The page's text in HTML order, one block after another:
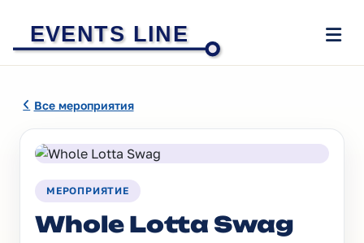
EVENTS LINE
Все мероприятия
МЕРОПРИЯТИЕ
Whole Lotta Swag